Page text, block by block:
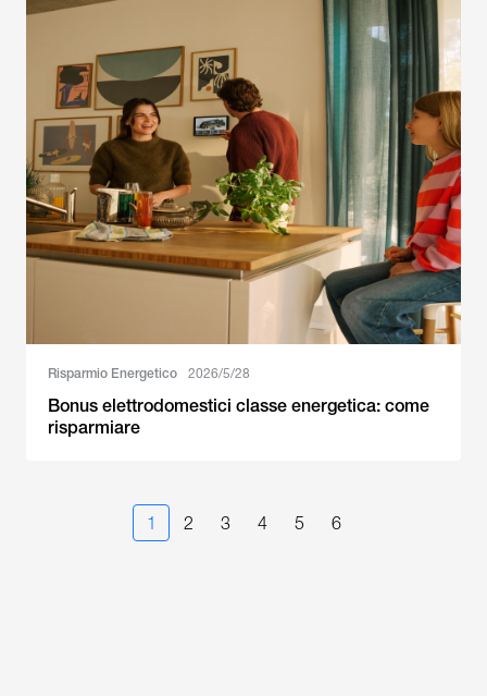
Risparmio Energetico 2026/5/28
Bonus elettrodomestici classe energetica: come
risparmiare
1 2 3 4 5 6